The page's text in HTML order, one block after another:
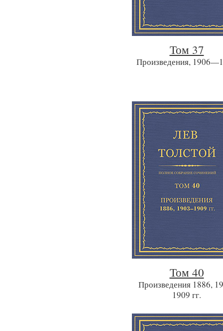
Том 37
Произведения,
Том 40
Произведения 1886,
1909 гг.